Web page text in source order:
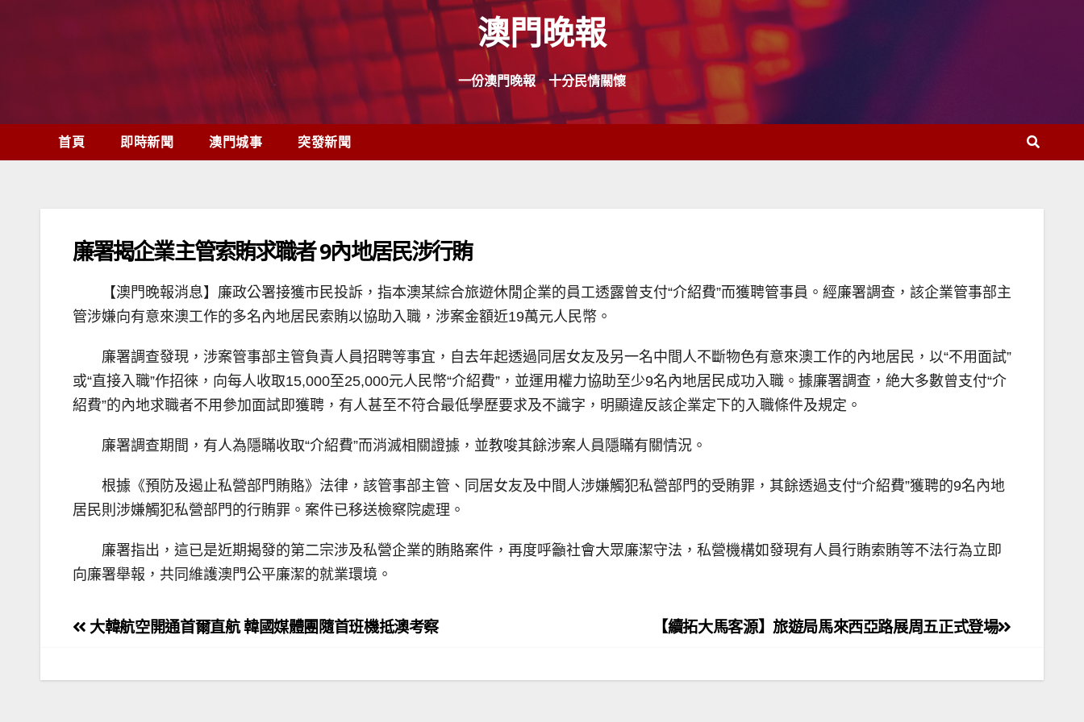
澳門晚報
一份澳門晚報 十分民情關懷
首頁 即時新聞 澳門城事 突發新聞
廉署揭企業主管索賄求職者 9內地居民涉行賄
【澳門晚報消息】廉政公署接獲市民投訴，指本澳某綜合旅遊休閒企業的員工透露曾支付“介紹費”而獲聘管事員。經廉署調查，該企業管事部主
管涉嫌向有意來澳工作的多名內地居民索賄以協助入職，涉案金額近19萬元人民幣。
廉署調查發現，涉案管事部主管負責人員招聘等事宜，自去年起透過同居女友及另一名中間人不斷物色有意來澳工作的內地居民，以“不用面試”
或“直接入職”作招徠，向每人收取15,000至25,000元人民幣“介紹費”，並運用權力協助至少9名內地居民成功入職。據廉署調查，絶大多數曾支付“介
紹費”的內地求職者不用參加面試即獲聘，有人甚至不符合最低學歷要求及不識字，明顯違反該企業定下的入職條件及規定。
廉署調查期間，有人為隱瞞收取“介紹費”而消滅相關證據，並教唆其餘涉案人員隱瞞有關情況。
根據《預防及遏止私營部門賄賂》法律，該管事部主管、同居女友及中間人涉嫌觸犯私營部門的受賄罪，其餘透過支付“介紹費”獲聘的9名內地
居民則涉嫌觸犯私營部門的行賄罪。案件已移送檢察院處理。
廉署指出，這已是近期揭發的第二宗涉及私營企業的賄賂案件，再度呼籲社會大眾廉潔守法，私營機構如發現有人員行賄索賄等不法行為立即
向廉署舉報，共同維護澳門公平廉潔的就業環境。
文
導
【續拓大馬客源】旅遊局馬來西亞路展周五正式登場
大韓航空開通首爾直航 韓國媒體團隨首班機抵澳考察